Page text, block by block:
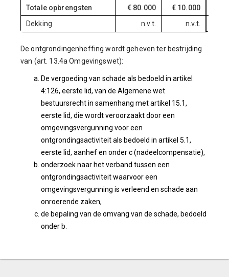
Totale opbrengsten
€ 80.000 € 10.000
Dekking
n.v.t. n.v.t.
De ontgrondingenheffing wordt geheven ter bestrijding
van (art. 13.4a Omgevingswet):
De vergoeding van schade als bedoeld in artikel
4:126, eerste lid, van de Algemene wet
bestuursrecht in samenhang met artikel 15.1,
eerste lid, die wordt veroorzaakt door een
omgevingsvergunning voor een
ontgrondingsactiviteit als bedoeld in artikel 5.1,
eerste lid, aanhef en onder c (nadeelcompensatie),
onderzoek naar het verband tussen een
ontgrondingsactiviteit waarvoor een
omgevingsvergunning is verleend en schade aan
onroerende zaken,
de bepaling van de omvang van de schade, bedoeld
onder b.